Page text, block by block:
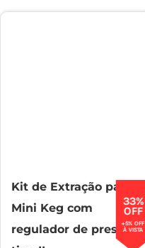
33%
OFF
+5% OFF
À VISTA
Kit de Extração para
Mini Keg com
regulador de pressão